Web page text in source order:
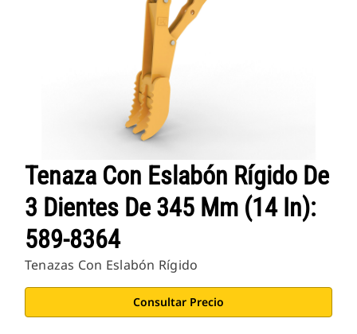
Tenaza Con Eslabón Rígido De
3 Dientes De 345 Mm (14 In):
589-8364
Tenazas Con Eslabón Rígido
Consultar Precio